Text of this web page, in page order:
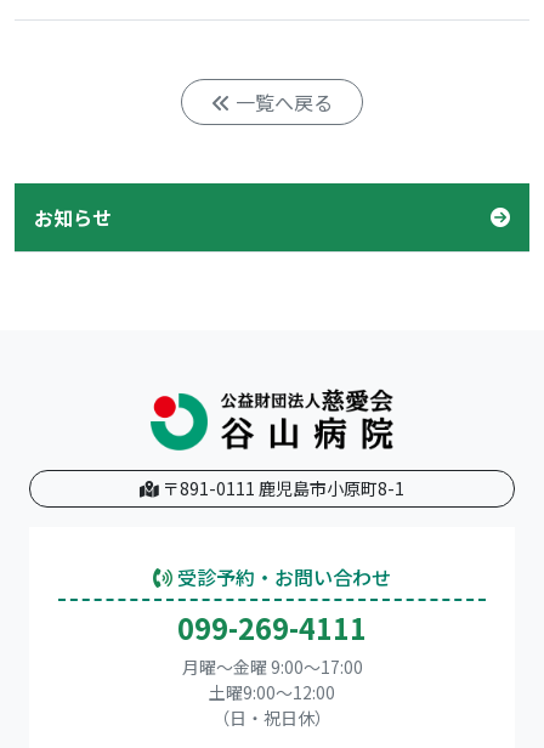
一覧へ戻る
お知らせ
〒891-0111 鹿児島市小原町8-1
受診予約・お問い合わせ
099-269-4111
月曜～金曜 9:00～17:00
土曜9:00〜12:00
（日・祝日休）